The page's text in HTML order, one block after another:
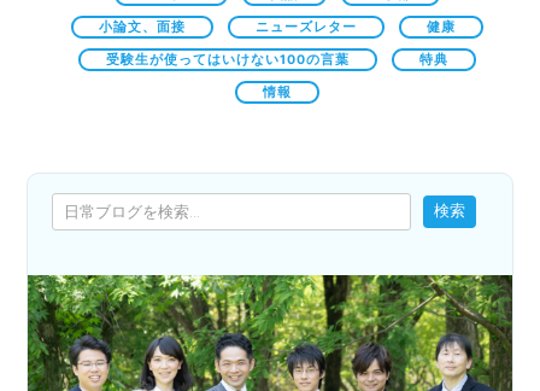
小論文、面接 ニューズレター 健康
受験生が使ってはいけない100の言葉 特典
情報
検索
検索